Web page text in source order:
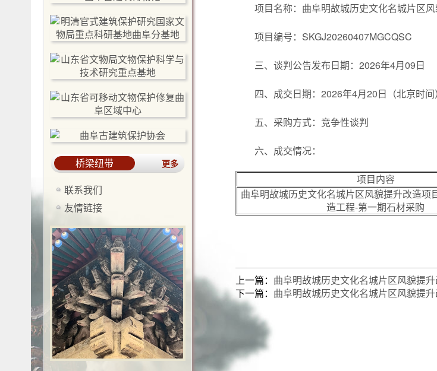
桥梁纽带 更多
联系我们
友情链接
项目名称：曲阜明故城历史文化名城片区
项目编号：SKGJ20260407MGCQSC
三、谈判公告发布日期：2026年4月09日
四、成交日期：2026年4月20日（北京时间）
五、采购方式：竞争性谈判
六、成交情况：
项目内容
曲阜明故城历史文化名城片区风貌提升改造项
造工程-第一期石材采购
上一篇： 曲阜明故城历史文化名城片区风貌提
下一篇： 曲阜明故城历史文化名城片区风貌提